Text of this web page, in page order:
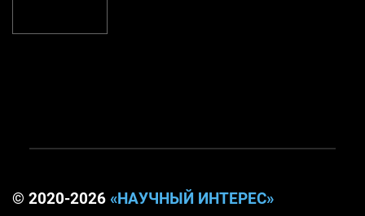
© 2020-2026 «НАУЧНЫЙ ИНТЕРЕС»